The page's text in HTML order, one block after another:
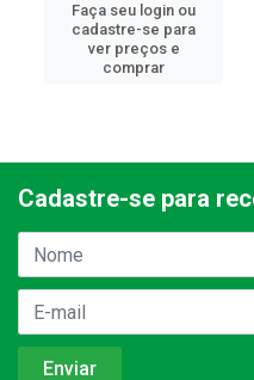
Faça seu login ou
cadastre-se para
ver preços e
comprar
Cadastre-se para